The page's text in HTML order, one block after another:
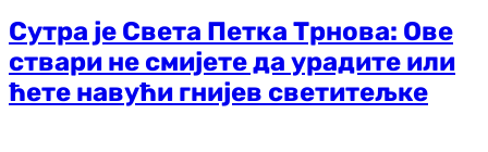
Сутра је Света Петка Трнова: Ове
ствари не смијете да урадите или
ћете навући гнијев светитељке